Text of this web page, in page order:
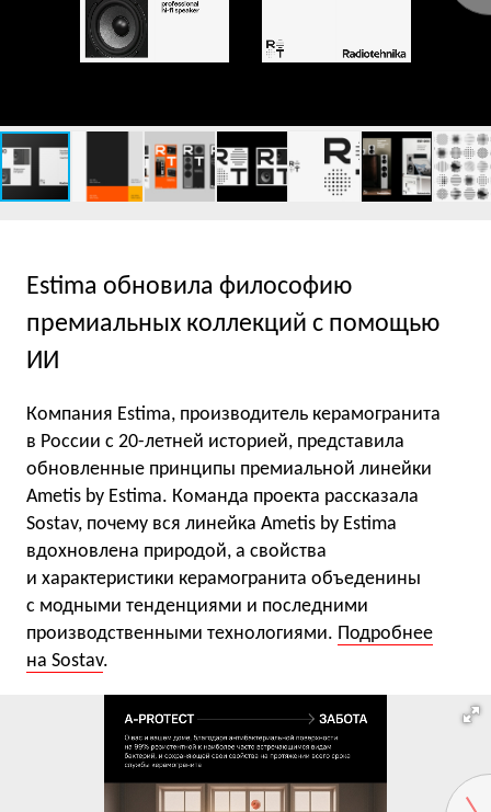
Estima обновила философию
премиальных коллекций с помощью
ИИ
Компания Estima, производитель керамогранита
в России с 20-летней историей, представила
обновленные принципы премиальной линейки
Ametis by Estima. Команда проекта рассказала
Sostav, почему вся линейка Ametis by Estima
вдохновлена природой, а свойства
и характеристики керамогранита объеденины
с модными тенденциями и последними
производственными технологиями. Подробнее
на Sostav.